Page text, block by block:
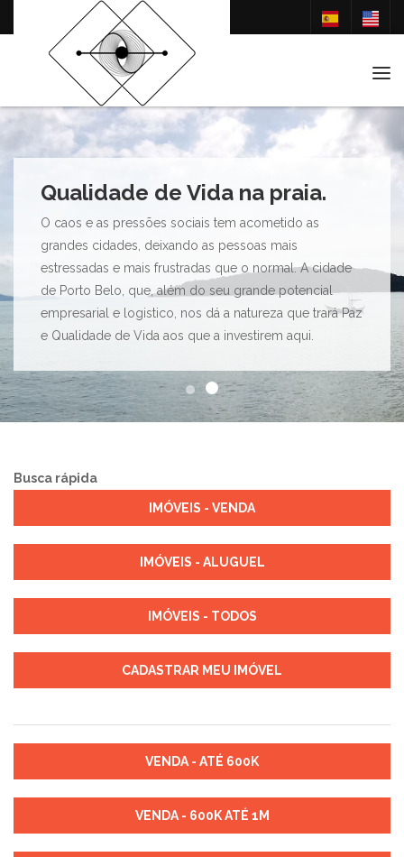
Qualidade de Vida na praia.
O caos e as pressões sociais tem acometido as
grandes cidades, deixando as pessoas mais
estressadas e mais frustradas que o normal. A cidade
de Porto Belo, que, além do seu grande potencial
empresarial e logistico, nos dá a natureza que trará Paz
e Qualidade de Vida aos que a investirem aqui.
Busca rápida
IMÓVEIS - VENDA
IMÓVEIS - ALUGUEL
IMÓVEIS - TODOS
CADASTRAR MEU IMÓVEL
VENDA - ATÉ 600K
VENDA - 600K ATÉ 1M